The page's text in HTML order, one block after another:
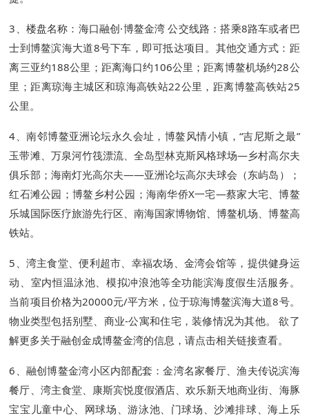
3、楼盘名称：海口融创·博鳌金湾 公交线路：搭乘8路车或者巴
士到博鳌滨海大道8号下车，即可抵达项目。其他交通方式：距
离三亚约188公里；距离海口约106公里；距离博鳌机场约28公
里；距离琼海主城区和琼海高铁站22公里，距离博鳌高铁站25
公里。
4、南邻博鳌亚洲论坛永久会址，博鳌风情小镇，“吉尼斯之最”
玉带滩、万泉河竹筏漂流、全岛型林克斯风格球场—乡村高尔夫
俱乐部；海南灯光高尔夫——亚洲论坛高尔夫球会（东屿岛）；
红石滩公园；博鳌乡村公园；海南华侨X一宅—蔡家大宅、博鳌
乐城国际医疗旅游先行区、南海国家博物馆、博鳌机场、博鳌高
铁站。
5、湾主食堂、便利超市、幸福农场、金湾会馆等，提供健身运
动、室内恒温泳池、模拟冲浪池等全功能滨海度假生活服务。
当前项目价格为20000元/平方米，位于琼海博鳌滨海大道8号。
物业类型包括别墅、商业-公寓和住宅，装修情况为其他。 欲了
解更多关于融创金成博鳌金湾的信息，请点击相关链接查看。
6、融创博鳌金湾小区内部配套：金湾名家餐厅、渔夫传说滨海
餐厅、湾主食堂、康斯宾悦度假酒店、欢乐新天地商业街、海豚
宝宝儿童中心、网球场、游泳池、门球场、沙滩排球、海上乐